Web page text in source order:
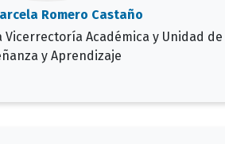
Romero Castaño
Académica y Unidad de
y Aprendizaje